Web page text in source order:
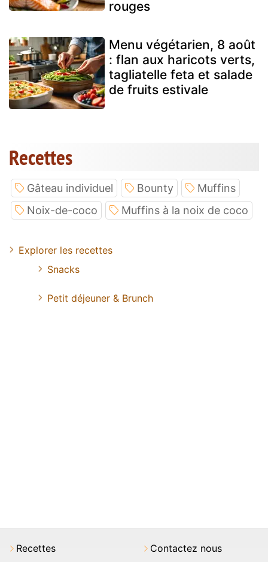
rouges
Menu végétarien, 8 août
: flan aux haricots verts,
tagliatelle feta et salade
de fruits estivale
Recettes
Gâteau individuel Bounty
Muffins
Noix-de-coco
Muffins à la noix de coco
Explorer les recettes
Snacks
Petit déjeuner & Brunch
Recettes Contactez nous